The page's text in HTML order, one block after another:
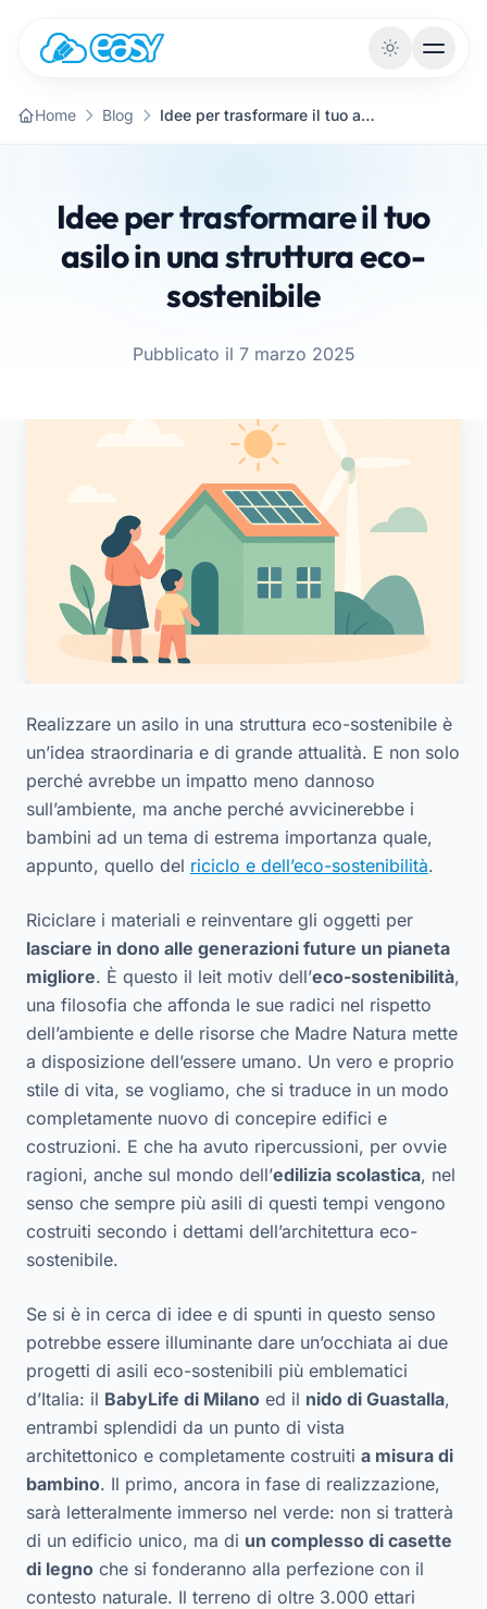
Home Blog Idee per trasformare il tuo asilo in una struttura eco-sostenibile
Idee per trasformare il tuo
asilo in una struttura eco-
sostenibile
Pubblicato il 7 marzo 2025
Realizzare un asilo in una struttura eco-sostenibile è
un’idea straordinaria e di grande attualità. E non solo
perché avrebbe un impatto meno dannoso
sull’ambiente, ma anche perché avvicinerebbe i
bambini ad un tema di estrema importanza quale,
appunto, quello del riciclo e dell’eco-sostenibilità.
Riciclare i materiali e reinventare gli oggetti per
lasciare in dono alle generazioni future un pianeta
migliore. È questo il leit motiv dell’eco-sostenibilità,
una filosofia che affonda le sue radici nel rispetto
dell’ambiente e delle risorse che Madre Natura mette
a disposizione dell’essere umano. Un vero e proprio
stile di vita, se vogliamo, che si traduce in un modo
completamente nuovo di concepire edifici e
costruzioni. E che ha avuto ripercussioni, per ovvie
ragioni, anche sul mondo dell’edilizia scolastica, nel
senso che sempre più asili di questi tempi vengono
costruiti secondo i dettami dell’architettura eco-
sostenibile.
Se si è in cerca di idee e di spunti in questo senso
potrebbe essere illuminante dare un’occhiata ai due
progetti di asili eco-sostenibili più emblematici
d’Italia: il BabyLife di Milano ed il nido di Guastalla,
entrambi splendidi da un punto di vista
architettonico e completamente costruiti a misura di
bambino. Il primo, ancora in fase di realizzazione,
sarà letteralmente immerso nel verde: non si tratterà
di un edificio unico, ma di un complesso di casette
di legno che si fonderanno alla perfezione con il
contesto naturale. Il terreno di oltre 3.000 ettari